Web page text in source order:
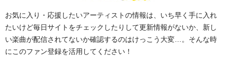
お気に入り・応援したいアーティストの情報は、いち早く手に入れ
たいけど毎日サイトをチェックしたりして更新情報がないか、新し
い楽曲が配信されてないか確認するのはけっこう大変…。そんな時
にこのファン登録を活用してください！